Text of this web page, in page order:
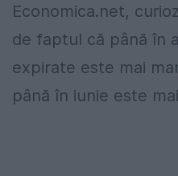
Economica.net,
de faptul că până în
expirate este mai
până în iunie este